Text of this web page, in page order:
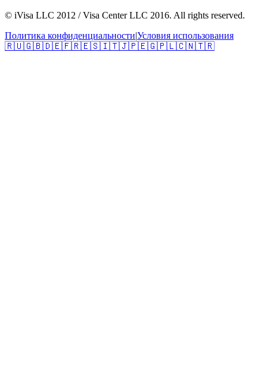
© iVisa LLC 2012 / Visa Center LLC 2016. All rights reserved.
Политика конфиденциальности|Условия использования
🇷🇺🇬🇧🇩🇪🇫🇷🇪🇸🇮🇹🇯🇵🇪🇬🇵🇱🇨🇳🇹🇷